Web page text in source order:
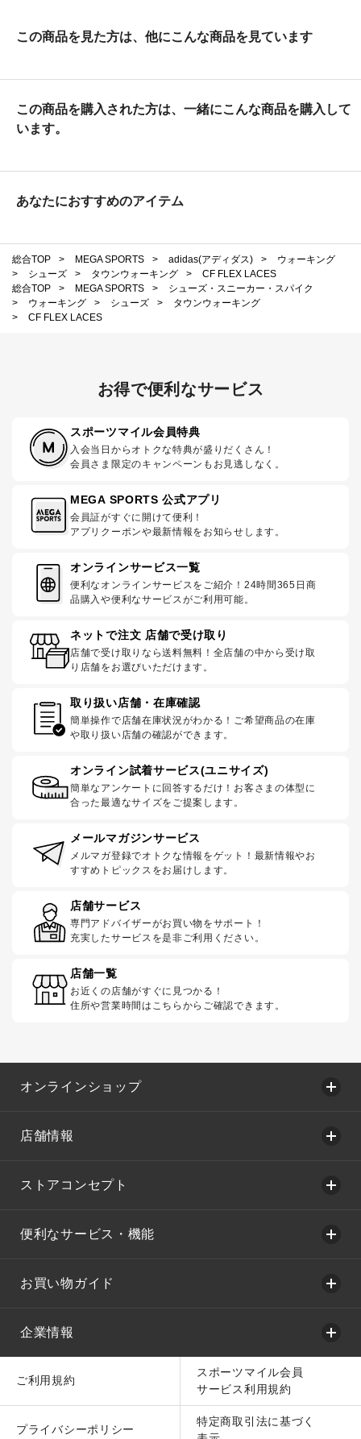
この商品を見た方は、他にこんな商品を見ています
この商品を購入された方は、一緒にこんな商品を購入して
います。
あなたにおすすめのアイテム
総合TOP > MEGA SPORTS > adidas(アディダス) >
ウォーキング
>
シューズ > タウンウォーキング >
CF FLEX LACES
総合TOP
> MEGA SPORTS >
シューズ・スニーカー・スパイク
>
ウォーキング > シューズ >
タウンウォーキング
>
CF FLEX LACES
お得で便利なサービス
スポーツマイル会員特典
入会当日からオトクな特典が盛りだくさん！
会員さま限定のキャンペーンもお見逃しなく。
MEGA SPORTS 公式アプリ
会員証がすぐに開けて便利！
アプリクーポンや最新情報をお知らせします。
オンラインサービス一覧
便利なオンラインサービスをご紹介！24時間365日商
品購入や便利なサービスがご利用可能。
ネットで注文 店舗で受け取り
店舗で受け取りなら送料無料！全店舗の中から受け取
り店舗をお選びいただけます。
取り扱い店舗・在庫確認
簡単操作で店舗在庫状況がわかる！ご希望商品の在庫
や取り扱い店舗の確認ができます。
オンライン試着サービス(ユニサイズ)
簡単なアンケートに回答するだけ！お客さまの体型に
合った最適なサイズをご提案します。
メールマガジンサービス
メルマガ登録でオトクな情報をゲット！最新情報やお
すすめトピックスをお届けします。
店舗サービス
専門アドバイザーがお買い物をサポート！
充実したサービスを是非ご利用ください。
店舗一覧
お近くの店舗がすぐに見つかる！
住所や営業時間はこちらからご確認できます。
オンラインショップ
店舗情報
ストアコンセプト
便利なサービス・機能
お買い物ガイド
企業情報
ご利用規約
スポーツマイル会員
サービス利用規約
プライバシーポリシー
特定商取引法に基づく